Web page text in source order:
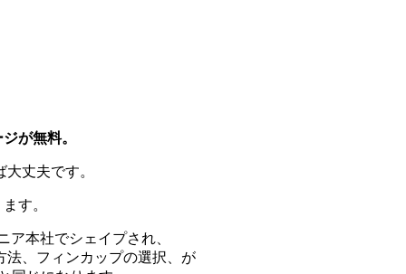
が無料。
丈夫です。
す。
本社でシェイプされ、
法、フィンカップの選択、が